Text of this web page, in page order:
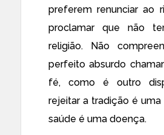
preferem renunciar ao
proclamar que não
religião. Não
perfeito absurdo
fé, como é outro
rejeitar a tradição é
saúde é uma doença.